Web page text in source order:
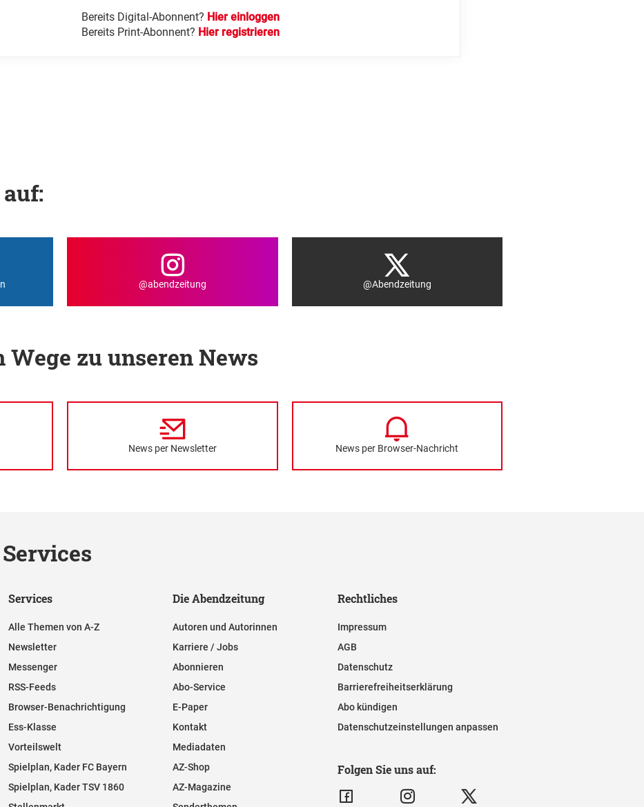
Bereits Digital-Abonnent? Hier einloggen
Bereits Print-Abonnent? Hier registrieren
@abendzeitung @Abendzeitung
Wege zu unseren News
News per Newsletter News per Browser-Nachricht
Services
Alle Themen von A-Z
Newsletter
Messenger
RSS-Feeds
Browser-Benachrichtigung
Ess-Klasse
Vorteilswelt
Spielplan, Kader FC Bayern
Spielplan, Kader TSV 1860
Die Abendzeitung
Autoren und Autorinnen
Karriere / Jobs
Abonnieren
Abo-Service
E-Paper
Kontakt
Mediadaten
AZ-Shop
AZ-Magazine
Rechtliches
Impressum
AGB
Datenschutz
Barrierefreiheitserklärung
Abo kündigen
Datenschutzeinstellungen anpassen
Folgen Sie uns auf: